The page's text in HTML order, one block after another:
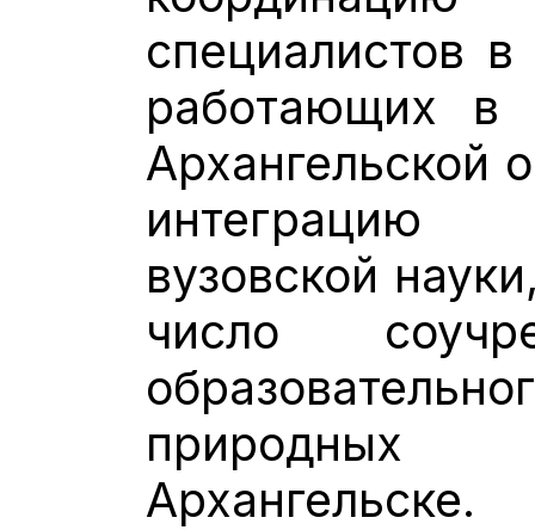
специалистов
работающих в
Архангельской
интеграцию
вузовской
число
природных
Архангельске.